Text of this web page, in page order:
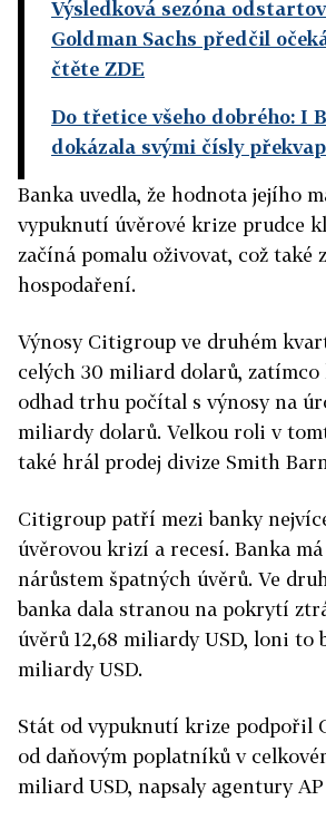
Výsledková sezóna
Goldman Sachs předčil
čtěte ZDE
Do třetice všeho dobrého: I
dokázala svými čísly
Banka uvedla, že hodnota jejího
vypuknutí úvěrové krize prudce
začíná pomalu oživovat, což také
hospodaření.
Výnosy Citigroup ve druhém
celých 30 miliard dolarů, zatímco
odhad trhu počítal s výnosy na
miliardy dolarů. Velkou roli v
také hrál prodej divize Smith
Citigroup patří mezi banky
úvěrovou krizí a recesí. Banka
nárůstem špatných úvěrů. Ve
banka dala stranou na pokrytí
úvěrů 12,68 miliardy USD, loni to
miliardy USD.
Stát od vypuknutí krize podpořil
od daňovým poplatníků v
miliard USD, napsaly agentury